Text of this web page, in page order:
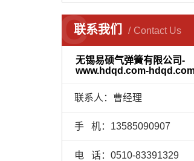
联系我们 Contact Us
C
无锡易硕气弹簧有限公司-
www.hdqd.com-
联系人：曹经理
手 机：13585090907
电 话：0510-83391329